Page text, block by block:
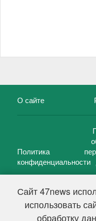
Сайт 47news
использовать
обработку
О сайте
Политика
конфиденциальности
47 новостей (47 news)
Свидетельство о